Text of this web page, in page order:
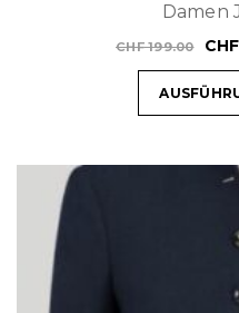
Damen
CHF199.00 CHF